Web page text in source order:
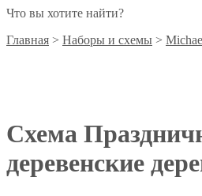
Что вы хотите найти?
Главная > Наборы и схемы >
Схема
деревенские